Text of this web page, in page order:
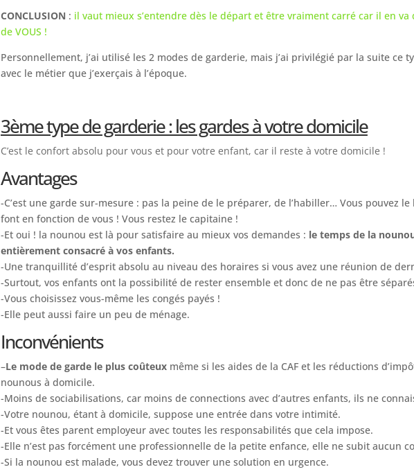
CONCLUSION : il vaut mieux s’entendre dès le départ et être vraiment carré car il en
de VOUS !
Personnellement, j’ai utilisé les 2 modes de garderie, mais j’ai privilégié par la suite ce
avec le métier que j’exerçais à l’époque.
3ème type de garderie : les gardes à votre domicile
C’est le confort absolu pour vous et pour votre enfant, car il reste à votre domicile !
Avantages
-C’est une garde sur-mesure : pas la peine de le préparer, de l’habiller… Vous pouvez
font en fonction de vous ! Vous restez le capitaine !
-Et oui ! la nounou est là pour satisfaire au mieux vos demandes : le temps de la
entièrement consacré à vos enfants.
-Une tranquillité d’esprit absolu au niveau des horaires si vous avez une réunion de
-Surtout, vos enfants ont la possibilité de rester ensemble et donc de ne pas être
-Vous choisissez vous-même les congés payés !
-Elle peut aussi faire un peu de ménage.
Inconvénients
–Le mode de garde le plus coûteuxmême si les aides de la CAF et les réductions
nounous à domicile.
-Moins de sociabilisations, car moins de connections avec d’autres enfants, ils ne
-Votre nounou, étant à domicile, suppose une entrée dans votre intimité.
-Et vous êtes parent employeur avec toutes les responsabilités que cela impose.
-Elle n’est pas forcément une professionnelle de la petite enfance, elle ne subit aucun
-Si la nounou est malade, vous devez trouver une solution en urgence.